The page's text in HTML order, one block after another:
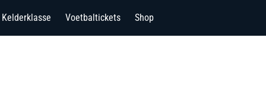
Kelderklasse Voetbaltickets Shop